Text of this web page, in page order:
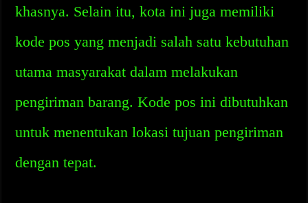
khasnya. Selain itu, kota ini juga memiliki
kode pos yang menjadi salah satu kebutuhan
utama masyarakat dalam melakukan
pengiriman barang. Kode pos ini dibutuhkan
untuk menentukan lokasi tujuan pengiriman
dengan tepat.